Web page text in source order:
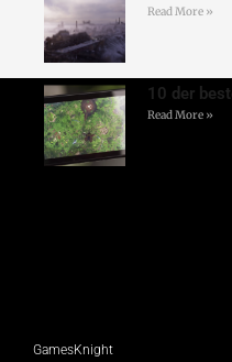
Read More »
10 der
Read More »
GamesKnight